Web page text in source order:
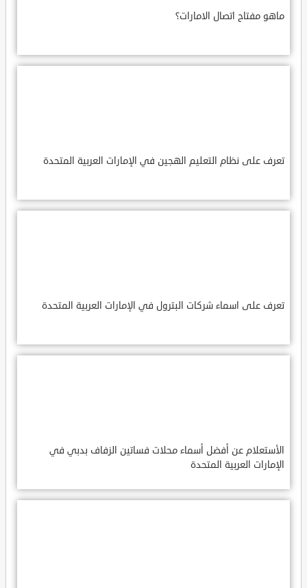
ماهو مفتاح اتصال الامارات؟
تعرف على نظام التعليم الهجين في الإمارات العربية المتحدة
تعرف على اسماء شركات البترول في الإمارات العربية المتحدة
الأستعلام عن أفضل أسماء محلات فساتين الزفاف بدبي في
الإمارات العربية المتحدة